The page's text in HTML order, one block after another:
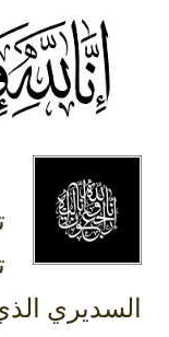
السديري